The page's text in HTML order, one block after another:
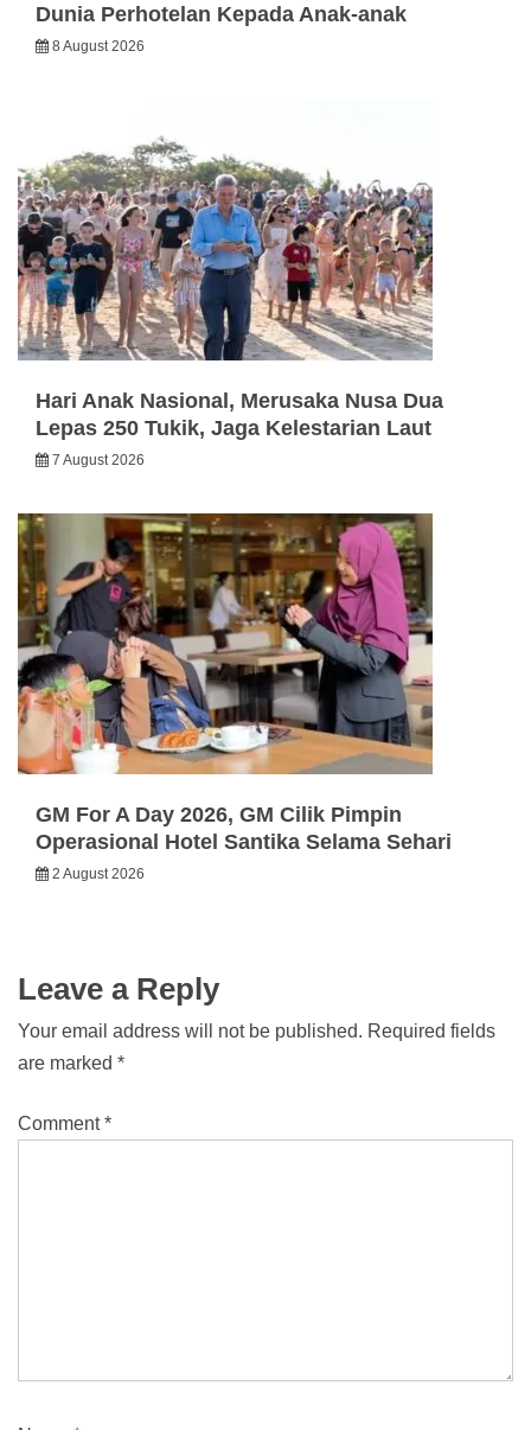
Dunia Perhotelan Kepada Anak-anak
8 August 2026
Hari Anak Nasional, Merusaka Nusa Dua
Lepas 250 Tukik, Jaga Kelestarian Laut
7 August 2026
GM For A Day 2026, GM Cilik Pimpin
Operasional Hotel Santika Selama Sehari
2 August 2026
Leave a Reply
Your email address will not be published. Required fields
are marked *
Comment*